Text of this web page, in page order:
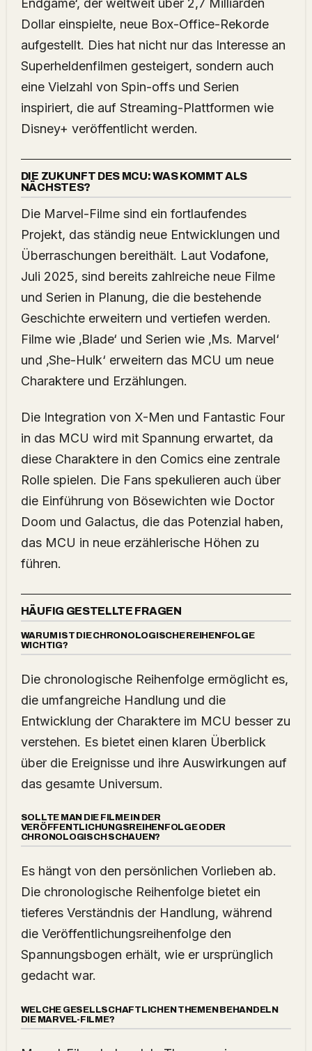
Endgame‘, der weltweit über 2,7 Milliarden
Dollar einspielte, neue Box-Office-Rekorde
aufgestellt. Dies hat nicht nur das Interesse an
Superheldenfilmen gesteigert, sondern auch
eine Vielzahl von Spin-offs und Serien
inspiriert, die auf Streaming-Plattformen wie
Disney+ veröffentlicht werden.
DIE ZUKUNFT DES MCU: WAS KOMMT ALS
NÄCHSTES?
Die Marvel-Filme sind ein fortlaufendes
Projekt, das ständig neue Entwicklungen und
Überraschungen bereithält. Laut Vodafone,
Juli 2025, sind bereits zahlreiche neue Filme
und Serien in Planung, die die bestehende
Geschichte erweitern und vertiefen werden.
Filme wie ‚Blade‘ und Serien wie ‚Ms. Marvel‘
und ‚She-Hulk‘ erweitern das MCU um neue
Charaktere und Erzählungen.
Die Integration von X-Men und Fantastic Four
in das MCU wird mit Spannung erwartet, da
diese Charaktere in den Comics eine zentrale
Rolle spielen. Die Fans spekulieren auch über
die Einführung von Bösewichten wie Doctor
Doom und Galactus, die das Potenzial haben,
das MCU in neue erzählerische Höhen zu
führen.
HÄUFIG GESTELLTE FRAGEN
WARUM IST DIE CHRONOLOGISCHE REIHENFOLGE
WICHTIG?
Die chronologische Reihenfolge ermöglicht es,
die umfangreiche Handlung und die
Entwicklung der Charaktere im MCU besser zu
verstehen. Es bietet einen klaren Überblick
über die Ereignisse und ihre Auswirkungen auf
das gesamte Universum.
SOLLTE MAN DIE FILME IN DER
VERÖFFENTLICHUNGSREIHENFOLGE ODER
CHRONOLOGISCH SCHAUEN?
Es hängt von den persönlichen Vorlieben ab.
Die chronologische Reihenfolge bietet ein
tieferes Verständnis der Handlung, während
die Veröffentlichungsreihenfolge den
Spannungsbogen erhält, wie er ursprünglich
gedacht war.
WELCHE GESELLSCHAFTLICHEN THEMEN BEHANDELN
DIE MARVEL-FILME?